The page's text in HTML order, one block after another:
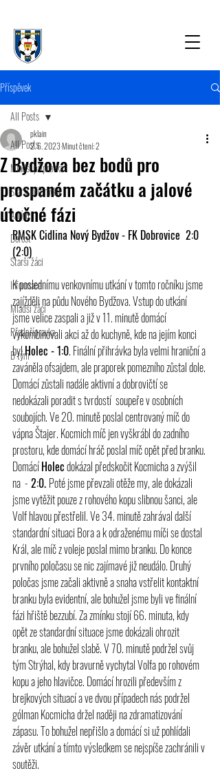
Příspěvek
All Posts
Mladší přípravka
Starší přípravka
A tým
Dorost
Starší žáci
Informace
Mladší žáci
Předpřípravka
B tým
All Posts
Z Bydžova bez bodů pro
prospaném začátku a jalové
útočné fázi
pklain
2. 6. 2023Minut čtení: 2
RMSK Cidlina Nový Bydžov - FK Dobrovice  2:0
(2:0)
K poslednímu venkovnímu utkání v tomto ročníku jsme
zajížděli na půdu Nového Bydžova. Vstup do utkání
jsme velice zaspali a již v 11. minutě domácí
vykombinovali akci až do kuchyně, kde na jejím konci
byl Holec - 1:0. Finální přihrávka byla velmi hraniční a
zaváněla ofsajdem, ale praporek pomezního zůstal dole.
Domácí zůstali nadále aktivní a dobrovičtí se
nedokázali poradit s tvrdostí  soupeře v osobních
soubojích. Ve 20. minutě poslal centrovaný míč do
vápna Štajer. Kocmich míč jen vyškrábl do zadního
prostoru, kde domácí hráč poslal míč opět před branku.
Domácí Holec dokázal předskočit Kocmicha a zvýšil
na  - 2:0. Poté jsme převzali otěže my, ale dokázali
jsme vytěžit pouze z rohového kopu slibnou šanci, ale
Volf hlavou přestřelil. Ve 34. minutě zahrával další
standardní situaci Bora a k odraženému míči se dostal
Král, ale míč z voleje poslal mimo branku. Do konce
prvního poločasu se nic zajímavé již neudálo. Druhý
poločas jsme začali aktivně a snaha vstřelit kontaktní
branku byla evidentní, ale bohužel jsme byli ve finální
fázi hřiště bezzubí. Za zmínku stojí 66. minuta, kdy
opět ze standardní situace jsme dokázali ohrozit
branku, ale bohužel slabě. V 70. minutě podržel svůj
tým Strýhal, kdy bravurně vychytal Volfa po rohovém
kopu a jeho hlavičce. Domácí hrozili především z
brejkových situací a ve dvou případech nás podržel
gólman Kocmicha držel naději na zdramatizování
zápasu. To bohužel nepřišlo a domácí si už pohlídali
závěr utkání a tímto výsledkem se nejspíše zachránili v
soutěži.